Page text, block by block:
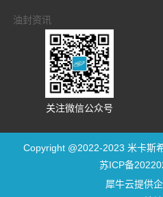
油封资讯
关注微信公众号
Copyright @2022-2023 米卡斯
苏ICP备
犀牛云提供